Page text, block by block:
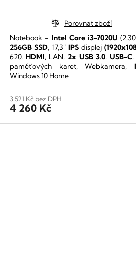
je
5,0
z
5
hvězdiček.
Porovnat zboží
3 521 Kč bez DPH
4 260 Kč
Notebook - Intel Core i3-7020U
256GB SSD, 17,3" IPSdisplej
620, HDMI, LAN, 2x USB 3.0,USB-C
paměťových karet, Webkamera,
Windows 10 Home